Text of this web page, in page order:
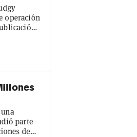
operación
parte
de